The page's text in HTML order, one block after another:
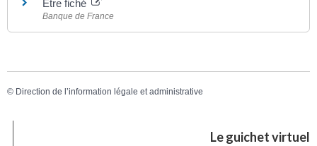
Être fiché
Banque de France
© Direction de l’information légale et administrative
Le guichet virtuel